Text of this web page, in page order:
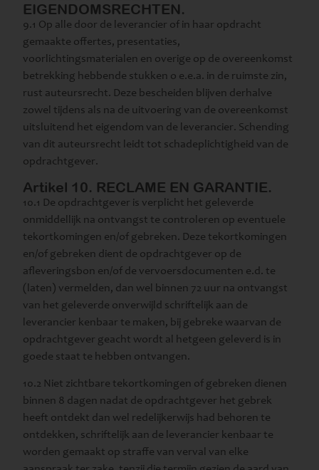
EIGENDOMSRECHTEN.
9.1 Op alle door de leverancier of in haar opdracht
gemaakte offertes, presentaties,
voorlichtingsmaterialen en overige op de overeenkomst
betrekking hebbende stukken o e.e.a. in de ruimste zin,
rust auteursrecht. Deze bescheiden blijven derhalve
zowel tijdens als na de uitvoering van de overeenkomst
uitsluitend het eigendom van de leverancier. Schending
van dit auteursrecht leidt tot schadeplichtigheid van de
opdrachtgever.
Artikel 10. RECLAME EN GARANTIE.
10.1 De opdrachtgever is verplicht het geleverde
onmiddellijk na ontvangst te controleren op eventuele
tekortkomingen en/of gebreken. Deze tekortkomingen
en/of gebreken dient de opdrachtgever op de
afleveringsbon en/of de vervoersdocumenten e.d. te
(laten) vermelden, dan wel binnen 72 uur na ontvangst
van het geleverde onverwijld schriftelijk aan de
leverancier kenbaar te maken, bij gebreke waarvan de
opdrachtgever geacht wordt al hetgeen geleverd is in
goede staat te hebben ontvangen.
10.2 Niet zichtbare tekortkomingen of gebreken dienen
binnen 8 dagen nadat de opdrachtgever het gebrek
heeft ontdekt dan wel redelijkerwijs had behoren te
ontdekken, schriftelijk aan de leverancier kenbaar te
worden gemaakt op straffe van verval van elke